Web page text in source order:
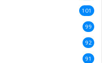
101
99
92
91